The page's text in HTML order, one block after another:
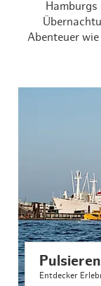
Abenteuer
Entdecker